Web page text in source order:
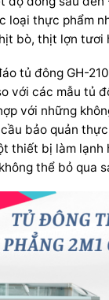
loại thực phẩm
bò, thịt lợn tươi
tủ đông GH-
với các mẫu tủ
với những
bảo quản
thiết bị làm lạnh
thể bỏ qua